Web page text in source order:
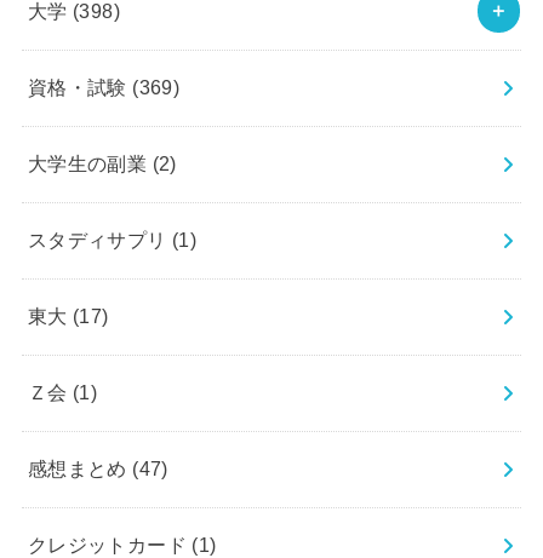
大学 (398)
資格・試験 (369)
大学生の副業 (2)
スタディサプリ (1)
東大 (17)
Ｚ会 (1)
感想まとめ (47)
クレジットカード (1)